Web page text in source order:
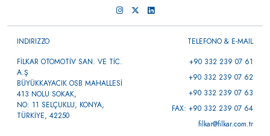
INDIRIZZO
FİLKAR OTOMOTİV SAN. VE TİC.
A.Ş
BÜYÜKKAYACIK OSB MAHALLESİ
413 NOLU SOKAK,
NO: 11 SELÇUKLU, KONYA,
TÜRKİYE, 42250
TELEFONO & E-MAIL
+90 332 239 07 61
+90 332 239 07 62
+90 332 239 07 63
FAX: +90 332 239 07 64
filkar@filkar.com.tr